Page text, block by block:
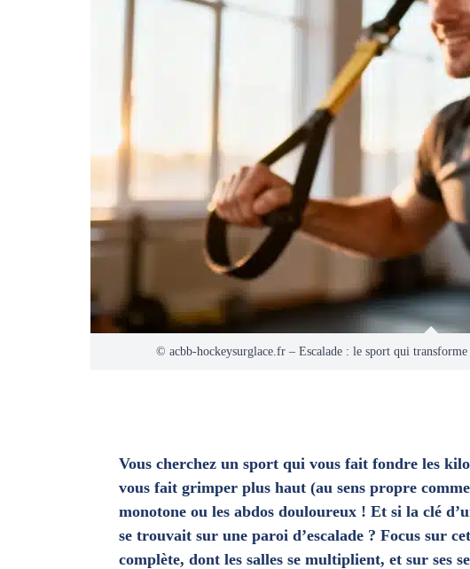
© acbb-hockeysurglace.fr – Escalade : le sport qui
Vous cherchez un sport qui vous fait fondre les
vous fait grimper plus haut (au sens propre
monotone ou les abdos douloureux ! Et si la clé
se trouvait sur une paroi d’escalade ? Focus sur
complète, dont les salles se multiplient, et sur ses